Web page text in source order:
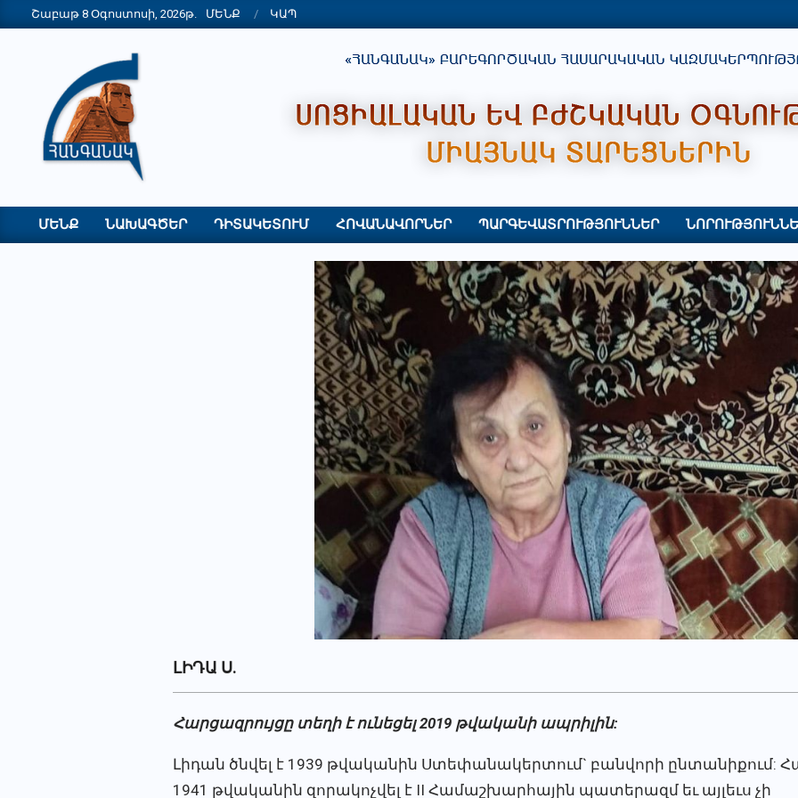
to
Շաբաթ 8 Օգոստոսի, 2026թ. ՄԵՆՔ ԿԱՊ
"ՀԱՆԳԱՆԱԿ"
ՀԿ
Primary
Menu
ՄԵՆՔ ՆԱԽԱԳԾԵՐ ԴԻՏԱԿԵՏՈՒՄ ՀՈՎԱՆԱՎՈՐՆԵՐ ՊԱՐԳԵՎԱՏՐՈՒԹՅՈՒՆՆԵՐ
ԼԻԴԱ Ս.
Հարցազրույցը տեղի է ունեցել 2019 թվականի ապրիլին:
Լիդան ծնվել է 1939 թվականին Ստեփանակերտում` բանվորի ընտանիքում:
1941 թվականին զորակոչվել է II Համաշխարհային պատերազմ եւ այլեւս չի